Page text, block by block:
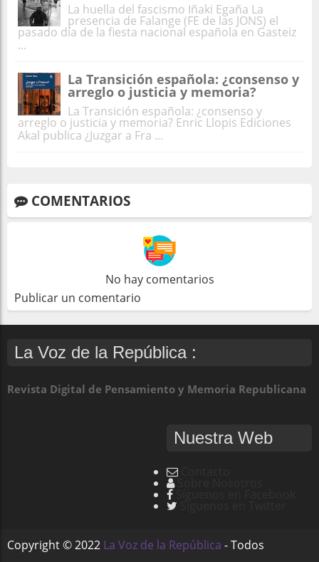
La huella del fascismo Iñaki Egaña La
presencia de Falange (FE de las JONS) el
pasado día de la fiesta nacional española en Gasteiz
...
La Transición española: ¿consenso y
arreglo o justicia y memoria?
La Transición española: ¿consenso y
arreglo o justicia y memoria? Enric Llopis Ediciones
Akal publica ¿Juzgar a Fra ...
COMENTARIOS
No hay comentarios
Publicar un comentario
La Voz de la República :
Revista Digital de Pensamiento y Memoria Republicana
Nuestra Web
Copyright ©2022 La Voz de la República - Todos